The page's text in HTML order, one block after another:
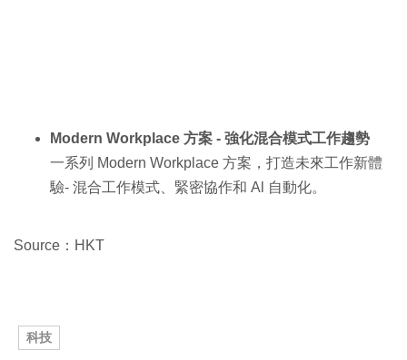
Modern Workplace 方案 - 強化混合模式工作趨勢
一系列 Modern Workplace 方案，打造未來工作新體
驗- 混合工作模式、緊密協作和 Al 自動化。
Source：HKT
科技